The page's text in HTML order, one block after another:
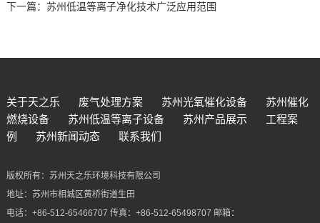
下一篇： 苏州低温等离子净化技术广泛应用范围
关于天之乐 废气处理方案 苏州光氧催化设备
苏州催化
燃烧设备
苏州低温等离子设备 苏州产品展示
工程案
例
苏州新闻动态 联系我们
版权所有：苏州天之乐环境科技有限公司
地址：苏州市相城区黄桥街道生田
电话：+86-512-65466707 传真：+86-512-65498707 邮箱：